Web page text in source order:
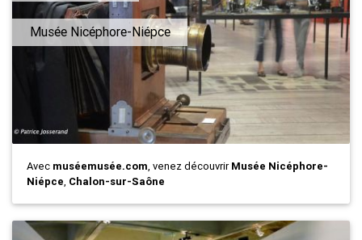
Musée Nicéphore-Niépce
Avec muséemusée.com, venez découvrirMusée Nicéphore-
Niépce, Chalon-sur-Saône